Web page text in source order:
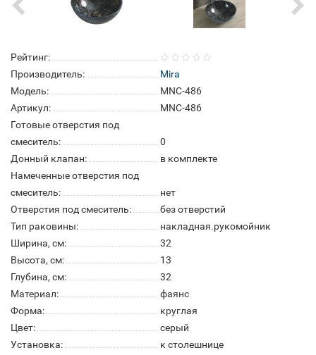
Рейтинг:
Производитель:
Mira
Модель:
MNC-486
Артикул:
MNC-486
Готовые отверстия под
смеситель:
0
Донный клапан:
в комплекте
Намеченные отверстия под
смеситель:
нет
Отверстия под смеситель:
без отверстий
Тип раковины:
накладная.рукомойник
Ширина, см:
32
Высота, см:
13
Глубина, см:
32
Материал:
фаянс
Форма:
круглая
Цвет:
серый
Установка:
к столешнице